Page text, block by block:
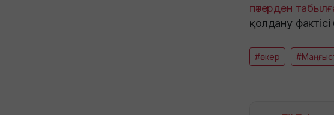
пәтерден
қолдану
#әскер